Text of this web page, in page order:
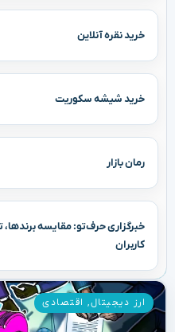
خرید نقره آنلاین
خرید شیشه سکوریت
رمان بازار
خبرگزاری حرف‌تو: مقایسه
کاربران
ارز دیجیتال, اقتصادی